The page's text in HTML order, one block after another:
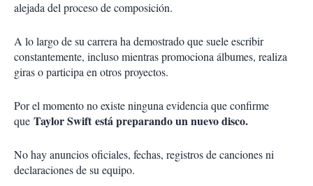
alejada del proceso de composición.
A lo largo de su carrera ha demostrado que suele escribir
constantemente, incluso mientras promociona álbumes, realiza
giras o participa en otros proyectos.
Por el momento no existe ninguna evidencia que confirme
que Taylor Swift está preparando un nuevo disco.
No hay anuncios oficiales, fechas, registros de canciones ni
declaraciones de su equipo.